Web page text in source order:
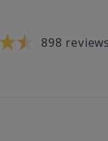
898